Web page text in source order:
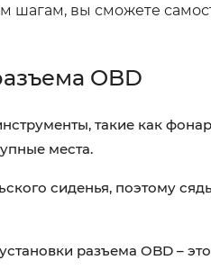
вы сможете
OBD
такие как
места.
сиденья, поэтому
разъема OBD –